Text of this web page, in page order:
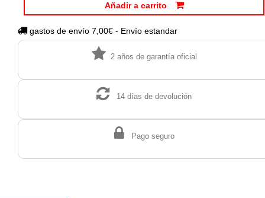
Añadir a carrito
gastos de envío 7,00€ - Envío estandar
2 años de garantía oficial
14 días de devolución
Pago seguro